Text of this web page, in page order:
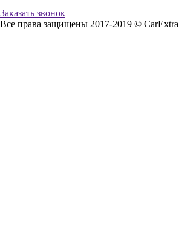
Заказать звонок
Все права защищены 2017-2019 © CarExtra